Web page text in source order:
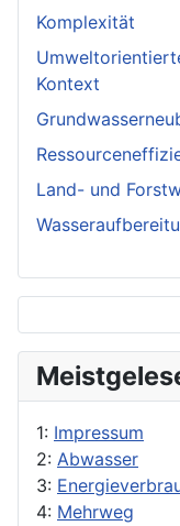
Komplexität
Kontext
Land- und
1: Impressum
2: Abwasser
3:
4: Mehrweg